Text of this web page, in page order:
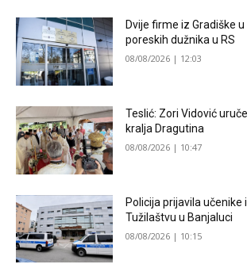
Dvije firme iz Gradiške
poreskih dužnika u RS
08/08/2026 | 12:03
Teslić: Zori Vidović
kralja Dragutina
08/08/2026 | 10:47
Policija prijavila učenike
Tužilaštvu u Banjaluci
08/08/2026 | 10:15